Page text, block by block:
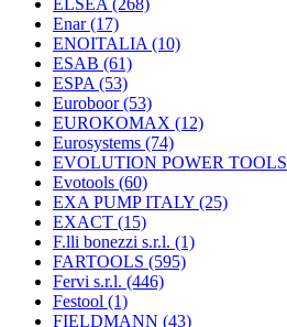
ELSEA (268)
Enar(17)
ENOITALIA (10)
ESAB (61)
ESPA (53)
Euroboor(53)
EUROKOMAX (12)
Eurosystems (74)
EVOLUTION POWER TOOLS
Evotools (60)
EXA PUMP ITALY (25)
EXACT (15)
F.lli bonezzi s.r.l. (1)
FARTOOLS (595)
Fervi s.r.l. (446)
Festool (1)
FIELDMANN (43)